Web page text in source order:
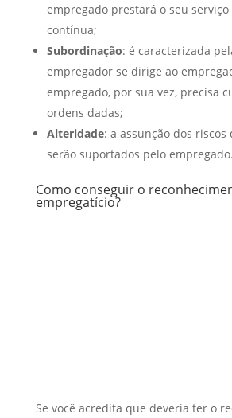
empregado prestará o seu
contínua;
Subordinação: é caracterizada
empregador se dirige ao
empregado, por sua vez, precisa
ordens dadas;
Alteridade: a assunção dos riscos
serão suportados pelo empregado.
Como conseguir o
empregatício?
Se você acredita que deveria ter o